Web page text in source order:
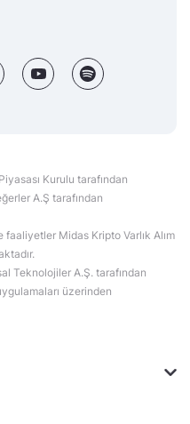
Kurulu tarafından
A.Ş tarafından
Midas Kripto Varlık Alım
Teknolojiler A.Ş. tarafından
üzerinden